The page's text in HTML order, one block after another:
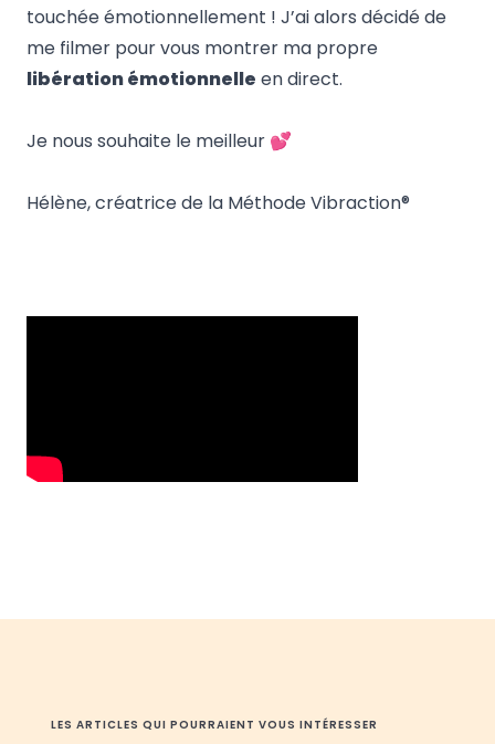
touchée émotionnellement ! J’ai alors décidé de
me filmer pour vous montrer ma propre
libération émotionnelle en direct.
Je nous souhaite le meilleur 💕
Hélène, créatrice de la Méthode Vibraction®
LES ARTICLES QUI POURRAIENT VOUS INTÉRESSER